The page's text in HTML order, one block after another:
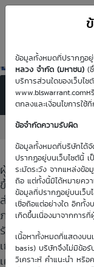
ข้อมูลทั้งหมดที่ปรากฏอ
หลวง จำกัด (มหาชน) (
บริการส่วนใดของเว็บไ
www.blswarrant.com
ตกลงและเงื่อนไขการใช้
ข้อจำกัดความรับผิด
ข้อมูลทั้งหมดที่บริษัทได้จั
ปรากฏอยู่บนเว็บไซต์นี้
ระมัดระวัง จากแหล่งข้อ
ถือ แต่ทั้งนี้มิได้หมายคว
ข้อมูลที่ปรากฏอยู่บนเว็
เชื่อถือแต่อย่างใด อีกทั้ง
เกิดขึ้นเนื่องมาจากการที่
เนื้อหาทั้งหมดที่แสดงบน
basis) บริษัทจึงไม่มีข้อรั
วิเคราะห์ คำแนะนำ หรื
DW Nearly
Expire
Last trade date: -
Last trade date: -
ผู้ใช้สิทธิตามใบสำคั
ขึ้นจากการใช้สิทธิ โ
สำคัญแสดงสิทธิอนุพัน
ภาษีเงินได้ประจำปีข
รัษฎากร รวมถึงกฎห
เกี่ยวข้อง ซึ่งผู้ใช้สิท
เคร่งครัด